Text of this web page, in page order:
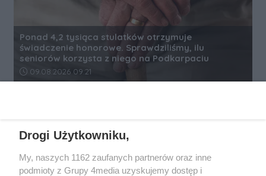
Ponad 4,2 tysiąca stulatków otrzymuje
świadczenie honorowe. Sprawdziliśmy, ilu
seniorów korzysta z niego na Podkarpaciu
Data dodania artykułu:
09.08.2026 09:21
Drogi Użytkowniku,
My, naszych 1162 zaufanych partnerów oraz inne
podmioty z Grupy 4media uzyskujemy dostęp i